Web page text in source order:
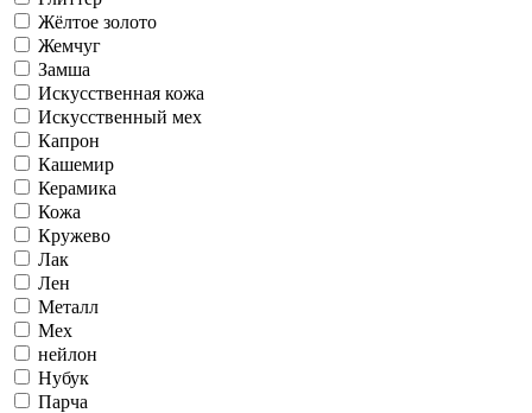
Жёлтое золото
Жемчуг
Замша
Искусственная кожа
Искусственный мех
Капрон
Кашемир
Керамика
Кожа
Кружево
Лак
Лен
Металл
Мех
нейлон
Нубук
Парча